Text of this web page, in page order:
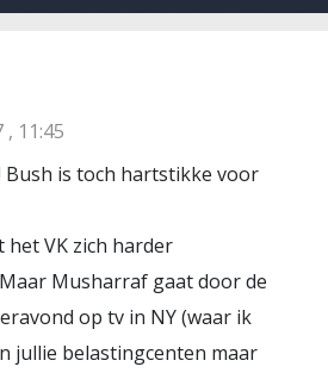
11:45
Bush is toch hartstikke voor
VK zich harder
Musharraf gaat door de
op tv in NY (waar ik
jullie belastingcenten maar